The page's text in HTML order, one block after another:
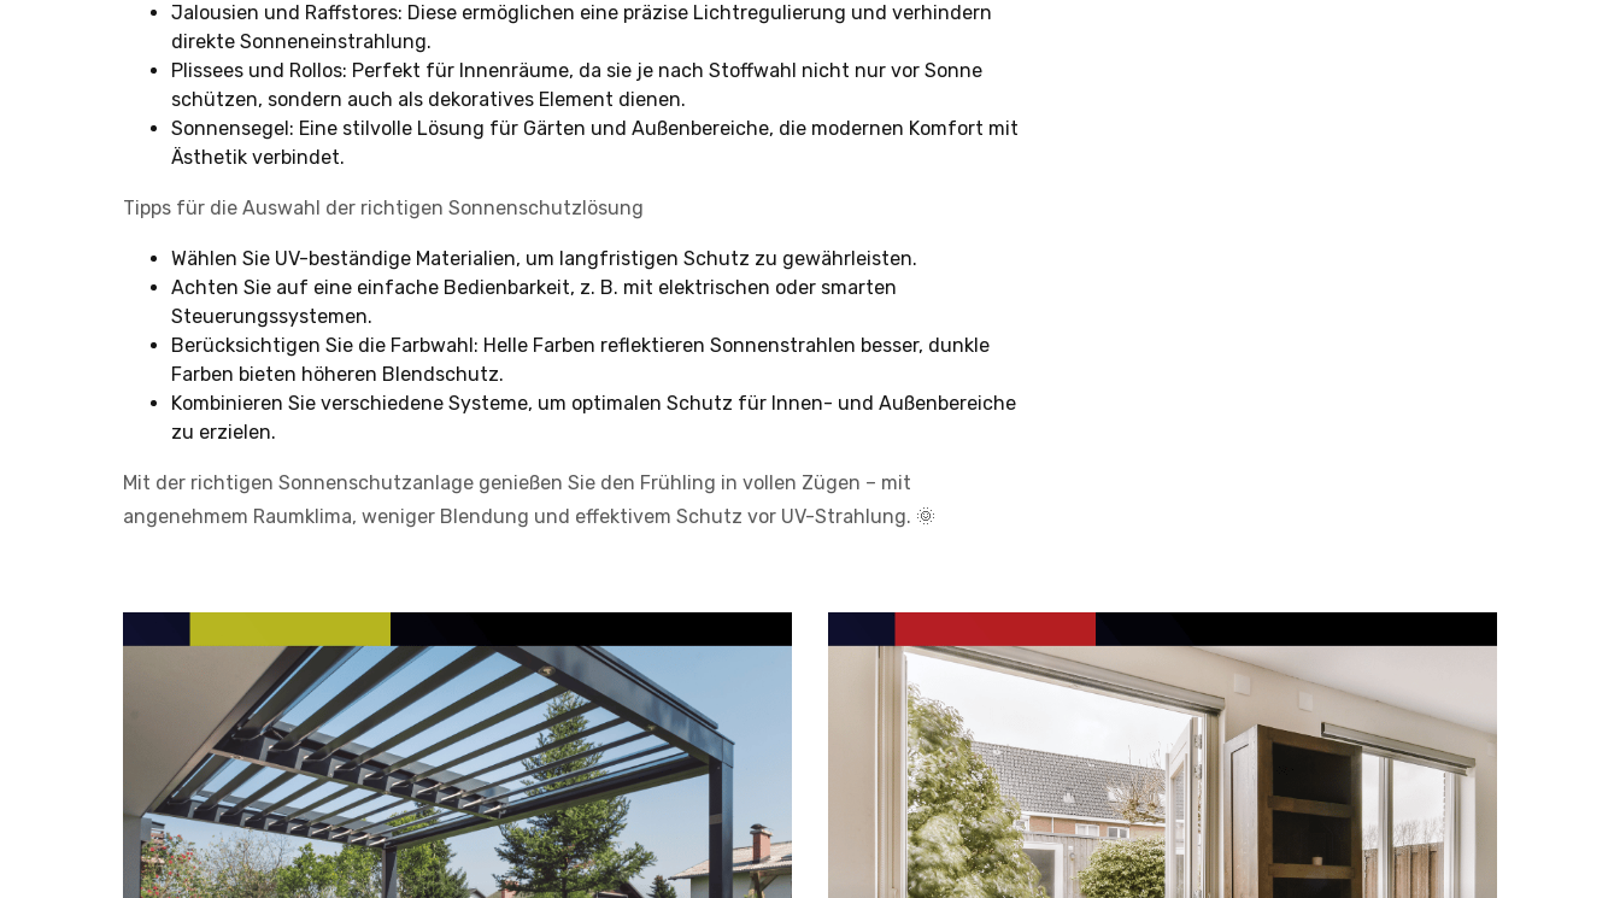
Jalousien und Raffstores: Diese ermöglichen eine präzise Lichtregulierung und verhindern
direkte Sonneneinstrahlung.
Plissees und Rollos: Perfekt für Innenräume, da sie je nach Stoffwahl nicht nur vor Sonne
schützen, sondern auch als dekoratives Element dienen.
Sonnensegel: Eine stilvolle Lösung für Gärten und Außenbereiche, die modernen Komfort mit
Ästhetik verbindet.
Tipps für die Auswahl der richtigen Sonnenschutzlösung
Wählen Sie UV-beständige Materialien, um langfristigen Schutz zu gewährleisten.
Achten Sie auf eine einfache Bedienbarkeit, z. B. mit elektrischen oder smarten
Steuerungssystemen.
Berücksichtigen Sie die Farbwahl: Helle Farben reflektieren Sonnenstrahlen besser, dunkle
Farben bieten höheren Blendschutz.
Kombinieren Sie verschiedene Systeme, um optimalen Schutz für Innen- und Außenbereiche
zu erzielen.
Mit der richtigen Sonnenschutzanlage genießen Sie den Frühling in vollen Zügen – mit
angenehmem Raumklima, weniger Blendung und effektivem Schutz vor UV-Strahlung. 🌞